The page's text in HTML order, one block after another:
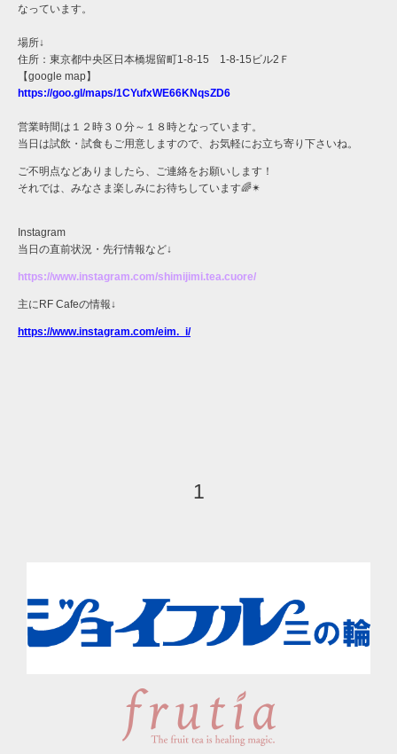
なっています。
場所↓
住所：東京都中央区日本橋堀留町1-8-15 1-8-15ビル2Ｆ
【google map】
https://goo.gl/maps/1CYufxWE66KNqsZD6
営業時間は１２時３０分～１８時となっています。
当日は試飲・試食もご用意しますので、お気軽にお立ち寄り下さいね。
ご不明点などありましたら、ご連絡をお願いします！
それでは、みなさま楽しみにお待ちしています🌈✴︎
Instagram
当日の直前状況・先行情報など↓
https://www.instagram.com/shimijimi.tea.cuore/
主にRF Cafeの情報↓
https://www.instagram.com/eim._i/
1